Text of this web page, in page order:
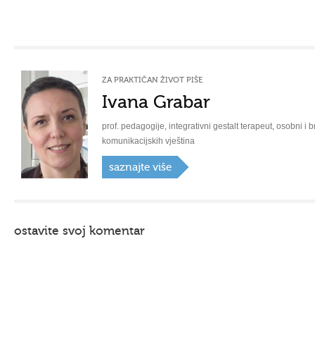
ZA PRAKTIČAN ŽIVOT PIŠE
Ivana Grabar
prof. pedagogije, integrativni gestalt terapeut, osobni i
komunikacijskih vještina
saznajte više
ostavite svoj komentar